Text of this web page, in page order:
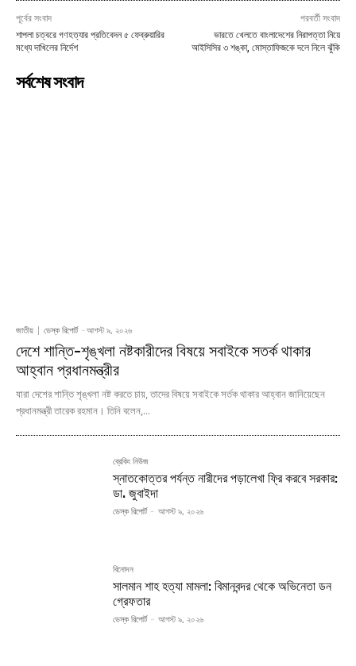
পূর্বের সংবাদ
শাপলা চত্বরে গণহত্যার প্রতিবেদন ৫ ফেব্রুয়ারির
মধ্যে দাখিলের নির্দেশ
পরবর্তী সংবাদ
ভারতে খেলতে বাংলাদেশের নিরাপত্তা নিয়ে
আইসিসির ৩ শঙ্কা, মোস্তাফিজকে দলে নিলে ঝুঁকি
সর্বশেষ সংবাদ
জাতীয় ডেস্ক রিপোর্ট - আগস্ট ৯, ২০২৬
দেশে শান্তি-শৃঙ্খলা নষ্টকারীদের বিষয়ে সবাইকে সতর্ক থাকার
আহ্বান প্রধানমন্ত্রীর
যারা দেশের শান্তি শৃঙ্খলা নষ্ট করতে চায়, তাদের বিষয়ে সবাইকে সর্তক থাকার আহ্বান জানিয়েছেন
প্রধানমন্ত্রী তারেক রহমান। তিনি বলেন,...
ব্রেকিং নিউজ
স্নাতকোত্তর পর্যন্ত নারীদের পড়ালেখা ফ্রি করবে সরকার:
ডা. জুবাইদা
ডেস্ক রিপোর্ট - আগস্ট ৯, ২০২৬
বিনোদন
সালমান শাহ হত্যা মামলা: বিমানবন্দর থেকে অভিনেতা ডন
গ্রেফতার
ডেস্ক রিপোর্ট - আগস্ট ৯, ২০২৬